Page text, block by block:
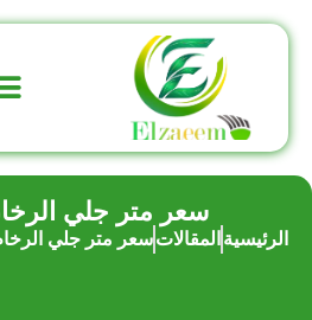
سعر متر جلي
الرئيسية المقالاتسعر متر جلي